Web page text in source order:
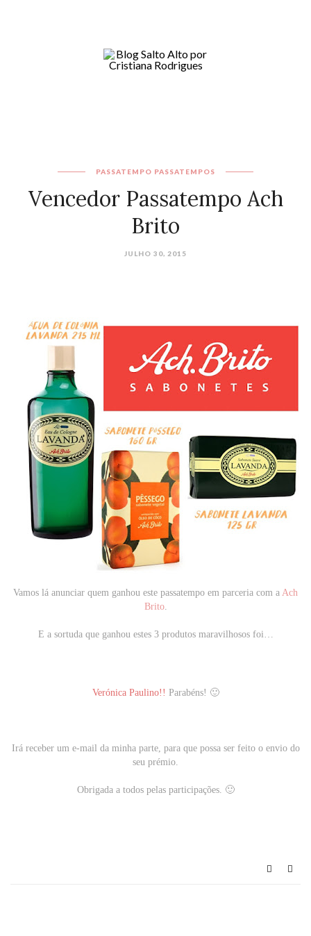
PASSATEMPO PASSATEMPOS
Vencedor Passatempo Ach
Brito
JULHO 30, 2015
Vamos lá anunciar quem ganhou este passatempo em parceria com a Ach
Brito.
E a sortuda que ganhou estes 3 produtos maravilhosos foi…
Verónica Paulino!! Parabéns! 🙂
Irá receber um e-mail da minha parte, para que possa ser feito o envio do
seu prémio.
Obrigada a todos pelas participações. 🙂